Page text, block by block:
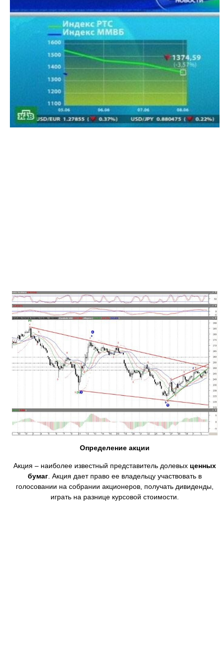
Определение акции
Акция – наиболее известный представитель долевых ценных
бумаг . Акция дает право ее владельцу участвовать в
голосовании на собрании акционеров, получать дивиденды,
играть на разнице курсовой стоимости.